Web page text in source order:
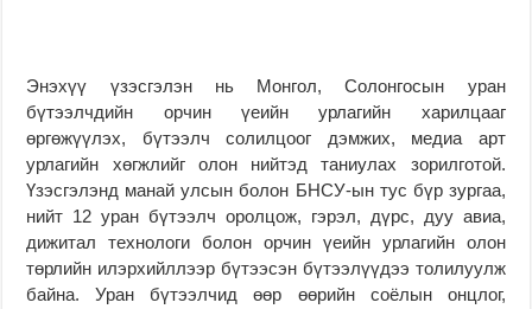
Энэхүү үзэсгэлэн нь Монгол, Солонгосын уран
бүтээлчдийн орчин үеийн урлагийн харилцааг
өргөжүүлэх, бүтээлч солилцоог дэмжих, медиа арт
урлагийн хөгжлийг олон нийтэд таниулах зорилготой.
Үзэсгэлэнд манай улсын болон БНСУ-ын тус бүр зургаа,
нийт 12 уран бүтээлч оролцож, гэрэл, дүрс, дуу авиа,
дижитал технологи болон орчин үеийн урлагийн олон
төрлийн илэрхийллээр бүтээсэн бүтээлүүдээ толилуулж
байна. Уран бүтээлчид өөр өөрийн соёлын онцлог,